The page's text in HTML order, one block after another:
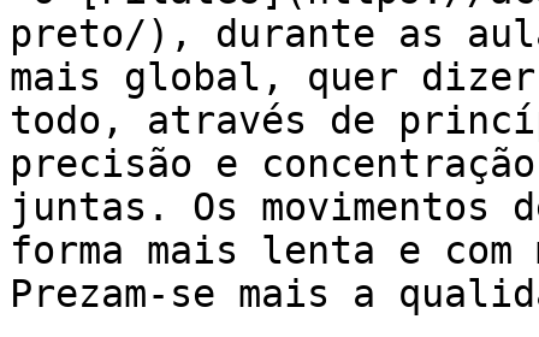
preto/), durante as
mais global, quer
todo, através de
precisão e
juntas. Os movimentos
forma mais lenta e com
Prezam-se mais a